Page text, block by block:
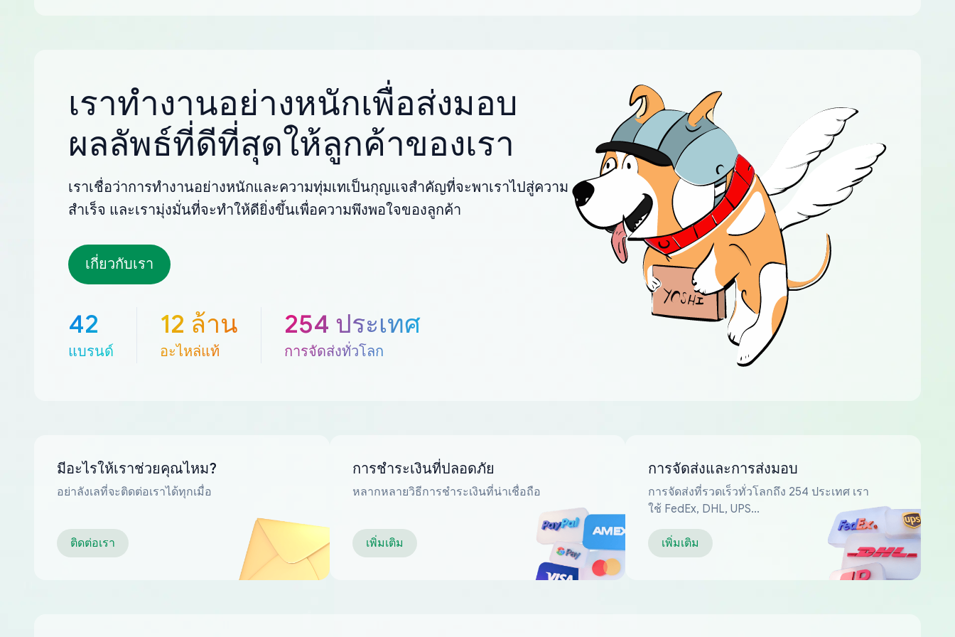
เราทำงานอย่างหนักเพื่อส่งมอบ
ผลลัพธ์ที่ดีที่สุดให้ลูกค้าของเรา
เราเชื่อว่าการทำงานอย่างหนักและความทุ่มเทเป็นกุญแจสำคัญที่จะพาเราไปสู่ความ
สำเร็จ และเรามุ่งมั่นที่จะทำให้ดียิ่งขึ้นเพื่อความพึงพอใจของลูกค้า
เกี่ยวกับเรา
42
แบรนด์
12 ล้าน
อะไหล่แท้
254 ประเทศ
การจัดส่งทั่วโลก
มีอะไรให้เราช่วยคุณไหม?
อย่าลังเลที่จะติดต่อเราได้ทุกเมื่อ
ติดต่อเรา
การชำระเงินที่ปลอดภัย
หลากหลายวิธีการชำระเงินที่น่าเชื่อถือ
เพิ่มเติม
การจัดส่งและการส่งมอบ
การจัดส่งที่รวดเร็วทั่วโลกถึง 254 ประเทศ เรา
ใช้ FedEx, DHL, UPS...
เพิ่มเติม